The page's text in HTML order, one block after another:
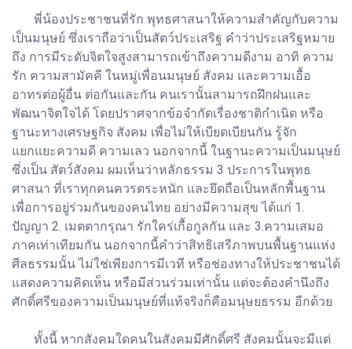
พี่น้องประชาชนที่รัก พุทธศาสนาให้ความสำคัญกับความ
เป็นมนุษย์ ซึ่งเราถือว่าเป็นสัตว์ประเสริฐ คำว่าประเสริฐหมาย
ถึง การมีระดับจิตใจสูงสามารถเข้าถึงความดีงาม อาทิ ความ
รัก ความสามัคคี ในหมู่เพื่อนมนุษย์ สังคม และความเอื้อ
อาทรต่อผู้อื่น ต่อกันและกัน คนเรานั้นสามารถฝึกฝนและ
พัฒนาจิตใจได้ โดยปราศจากข้อจำกัดเรื่องชาติกำเนิด หรือ
ฐานะทางเศรษฐกิจ สังคม เพื่อไม่ให้เบียดเบียนกัน รู้จัก
แยกแยะความดี ความเลว นอกจากนี้ ในฐานะความเป็นมนุษย์
ซึ่งเป็น สัตว์สังคม ผมเห็นว่าหลักธรรม 3 ประการในพุทธ
ศาสนา ที่เราทุกคนควรตระหนัก และยึดถือเป็นหลักพื้นฐาน
เพื่อการอยู่ร่วมกันของคนไทย อย่างมีความสุข ได้แก่ 1.
ปัญญา 2. เมตตากรุณา รักใคร่เกื้อกูลกัน และ 3.ความเสมอ
ภาคเท่าเทียมกัน นอกจากนี้คำว่าสิทธิเสรีภาพบนพื้นฐานแห่ง
ศีลธรรมนั้น ไม่ใช่เพียงการมีเวที หรือช่องทางให้ประชาชนได้
แสดงความคิดเห็น หรือมีส่วนร่วมเท่านั้น แต่จะต้องคำนึงถึง
ศักดิ์ศรีของความเป็นมนุษย์ที่แท้จริงก็คือมนุษยธรรม อีกด้วย
ทั้งนี้ หากสังคมใดคนในสังคมมีศักดิ์ศรี สังคมนั้นจะมีแต่